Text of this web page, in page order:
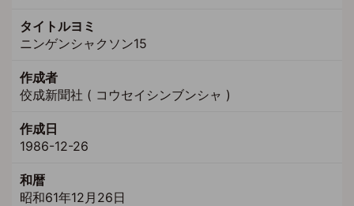
タイトルヨミ
ニンゲンシャクソン15
作成者
佼成新聞社 ( コウセイシンブンシャ )
作成日
1986-12-26
和暦
昭和61年12月26日